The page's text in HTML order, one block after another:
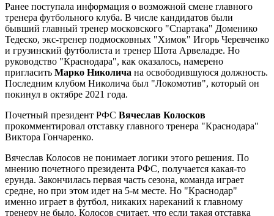
Ранее поступала информация о возможной смене главного
тренера футбольного клуба. В числе кандидатов были
бывший главный тренер московского "Спартака" Доменико
Тедеско, экс-тренер подмосковных "Химок" Игорь Черевченко
и грузинский футболиста и тренер Шота Арвеладзе. Но
руководство "Краснодара", как оказалось, намерено
пригласить Марко Николича на освободившуюся должность.
Последним клубом Николича был "Локомотив", который он
покинул в октябре 2021 года.
Почетный президент РФС Вячеслав Колосков
прокомментировал отставку главного тренера "Краснодара"
Виктора Гончаренко.
Вячеслав Колосов не понимает логики этого решения. По
мнению почетного президента РФС, получается какая-то
ерунда. Закончилась первая часть сезона, команда играет
средне, но при этом идет на 5-м месте. Но "Краснодар"
именно играет в футбол, никаких нареканий к главному
тренеру не было. Колосов считает, что если такая отставка